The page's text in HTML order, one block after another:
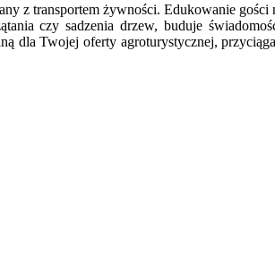
z transportem żywności. Edukowanie gości
czy sadzenia drzew, buduje
dla Twojej oferty agroturystycznej,